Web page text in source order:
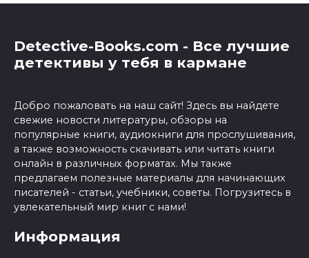
Detective-Books.com - Все лучшие
детективы у тебя в кармане
Добро пожаловать на наш сайт! Здесь вы найдете
свежие новости литературы, обзоры на
популярные книги, аудиокниги для прослушивания,
а также возможность скачивать или читать книги
онлайн в различных форматах. Мы также
предлагаем полезные материалы для начинающих
писателей - статьи, учебники, советы. Погрузитесь в
увлекательный мир книг с нами!
Информация